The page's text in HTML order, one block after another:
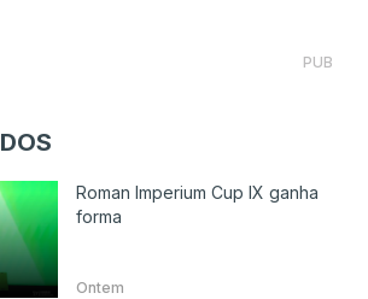
PUB
Roman Imperium Cup IX ganha
forma
Ontem